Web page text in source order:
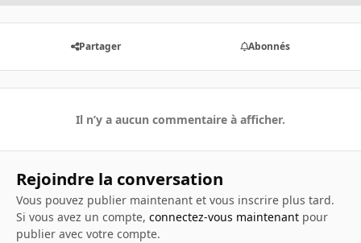
Partager Abonnés
Il n’y a aucun commentaire à afficher.
Rejoindre la conversation
Vous pouvez publier maintenant et vous inscrire plus tard.
Si vous avez un compte, connectez-vous maintenantpour
publier avec votre compte.